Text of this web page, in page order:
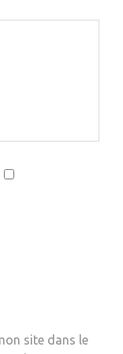
site dans le